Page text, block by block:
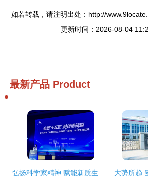
如若转载，请注明出处：http://
更新时间：2026-08-04
最新产品 Product